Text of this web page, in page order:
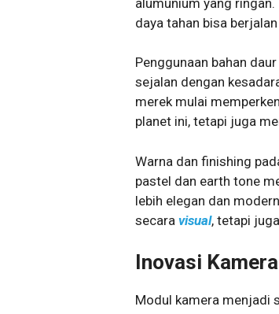
daya tahan bisa
Penggunaan bahan
sejalan dengan
merek mulai
planet ini, tetapi juga
Warna dan finishing
pastel dan earth tone
lebih elegan dan
secara visual, tetapi
Inovasi
Modul kamera menjadi